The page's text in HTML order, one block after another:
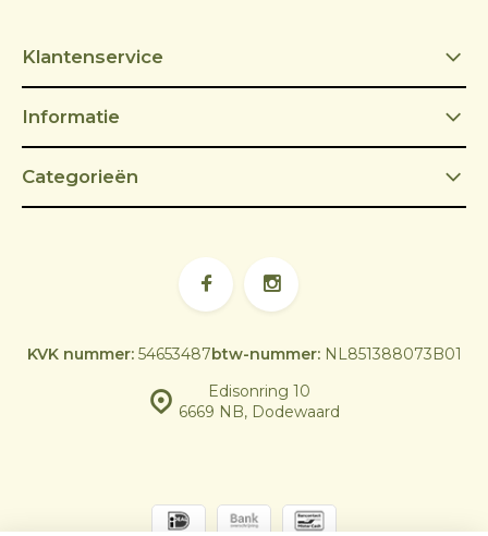
Klantenservice
Informatie
Categorieën
Edisonring 10
6669 NB, Dodewaard
KVK nummer:54653487btw-nummer:NL851388073B01